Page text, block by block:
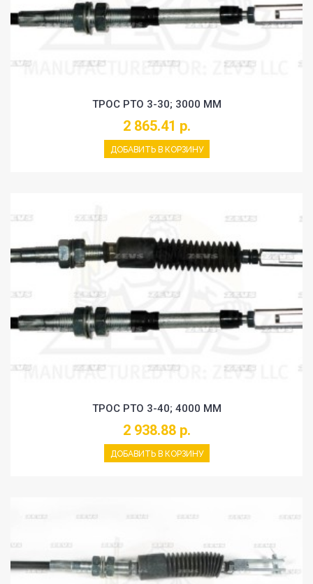
ТРОС PTO 3-30; 3000 MM
2 865.41 р.
ДОБАВИТЬ В КОРЗИНУ
ТРОС PTO 3-40; 4000 MM
2 938.88 р.
ДОБАВИТЬ В КОРЗИНУ